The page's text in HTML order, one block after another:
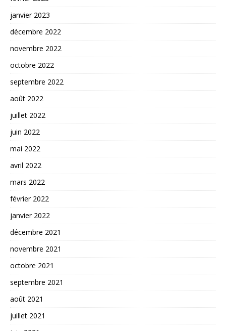
janvier 2023
décembre 2022
novembre 2022
octobre 2022
septembre 2022
août 2022
juillet 2022
juin 2022
mai 2022
avril 2022
mars 2022
février 2022
janvier 2022
décembre 2021
novembre 2021
octobre 2021
septembre 2021
août 2021
juillet 2021